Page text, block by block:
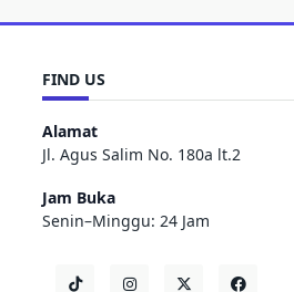
FIND US
Alamat
Jl. Agus Salim No. 180a lt.2
Jam Buka
Senin–Minggu: 24 Jam